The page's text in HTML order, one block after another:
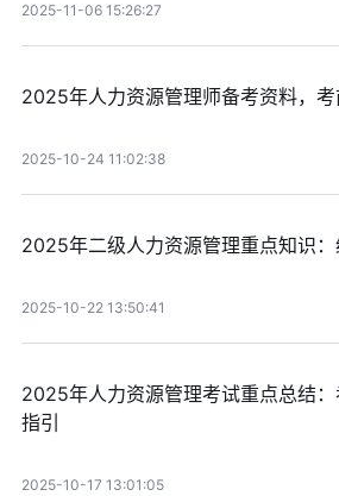
2025-11-06 15:26:27
2025年人力资源管理师备考资料，考
2025-10-24 11:02:38
2025年二级人力资源管理重点知识
2025-10-22 13:50:41
2025年人力资源管理考试重点总结
指引
2025-10-17 13:01:05